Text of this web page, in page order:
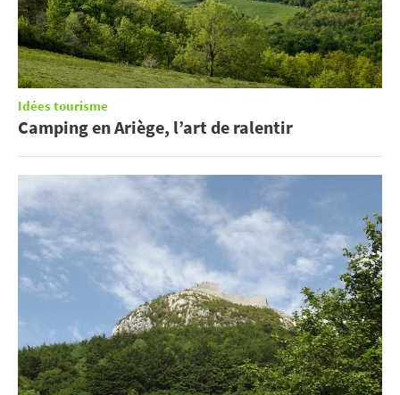
Idées tourisme
Camping en Ariège, l’art de ralentir